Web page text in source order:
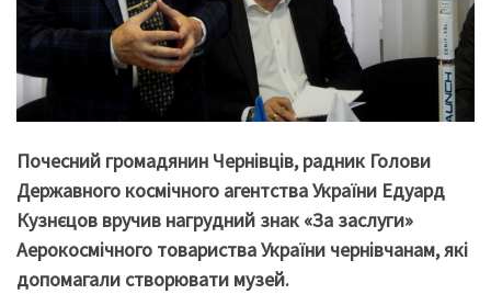
Почесний громадянин Чернівців, радник Голови
Державного космічного агентства України Едуард
Кузнєцов вручив нагрудний знак «За заслуги»
Аерокосмічного товариства України чернівчанам, які
допомагали створювати музей.